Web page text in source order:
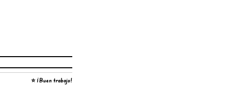
⭐ ¡Buen trabajo!